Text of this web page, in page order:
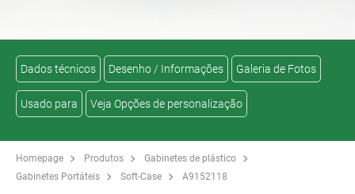
Dados técnicos Desenho / Informações Galeria de Fotos
Usado para Veja Opções de personalização
Homepage Produtos
Gabinetes de plástico
Gabinetes Portáteis
Soft-Case A9152118